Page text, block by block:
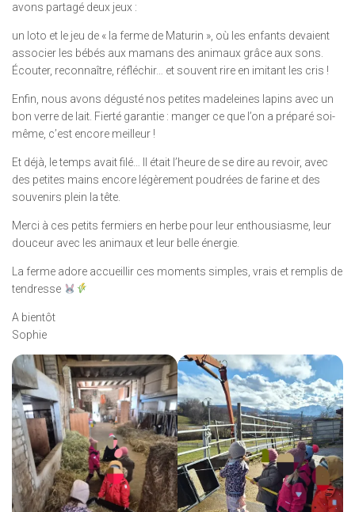
avons partagé deux jeux :
un loto et le jeu de « la ferme de Maturin », où les enfants devaient
associer les bébés aux mamans des animaux grâce aux sons.
Écouter, reconnaître, réfléchir… et souvent rire en imitant les cris !
Enfin, nous avons dégusté nos petites madeleines lapins avec un
bon verre de lait. Fierté garantie : manger ce que l’on a préparé soi-
même, c’est encore meilleur !
Et déjà, le temps avait filé… Il était l’heure de se dire au revoir, avec
des petites mains encore légèrement poudrées de farine et des
souvenirs plein la tête.
Merci à ces petits fermiers en herbe pour leur enthousiasme, leur
douceur avec les animaux et leur belle énergie.
La ferme adore accueillir ces moments simples, vrais et remplis de
tendresse
A bientôt
Sophie